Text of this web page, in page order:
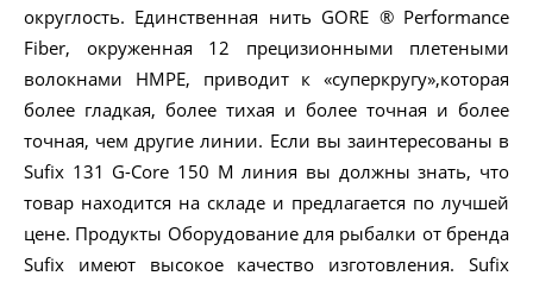
округлость. Единственная нить GORE ® Performance
Fiber, окруженная 12 прецизионными плетеными
волокнами HMPE, приводит к «суперкругу»,которая
более гладкая, более тихая и более точная и более
точная, чем другие линии. Если вы заинтересованы в
Sufix 131 G-Core 150 M линия вы должны знать, что
товар находится на складе и предлагается по лучшей
цене. Продукты Оборудование для рыбалки от бренда
Sufix имеют высокое качество изготовления. Sufix